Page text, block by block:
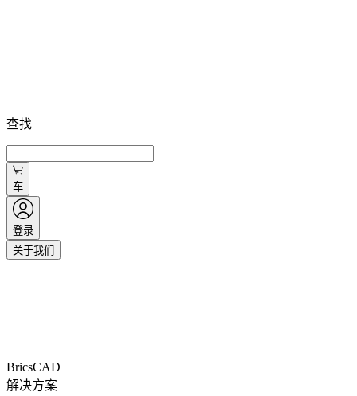
查找
车
登录
关于我们
BricsCAD
解决方案